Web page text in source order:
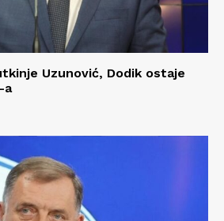
Uzunović, Dodik ostaje
a